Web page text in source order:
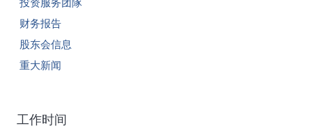
财务报告
股东会信息
重大新闻
工作时间